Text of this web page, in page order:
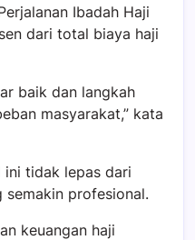
Ibadah Haji
dari total biaya haji
baik dan langkah
masyarakat,” kata
ini tidak lepas dari
semakin profesional.
keuangan haji